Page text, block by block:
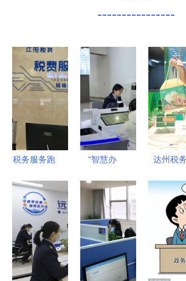
----------------
税务服务跑
泸州市区
（县）税务
局“税费服
务支持中
心”实现全
“智慧办
助力“服务
质效”新提
升 一场财
务咨询行业
的深刻转型
达州税务
料 粽 享
端午